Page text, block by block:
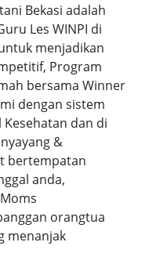
Bekasi adalah
Les WINPI di
menjadikan
Program
bersama Winner
dengan sistem
dan di
&
bertempatan
anda,
orangtua
menanjak